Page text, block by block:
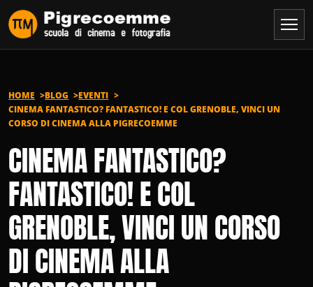
Vai al contenuto
HOME BLOG
EVENTI
CINEMA FANTASTICO? FANTASTICO! E COL GRENOBLE, VINCI UN
CORSO DI CINEMA ALLA PIGRECOEMME
CINEMA FANTASTICO?
FANTASTICO! E COL
GRENOBLE, VINCI UN CORSO
DI CINEMA ALLA